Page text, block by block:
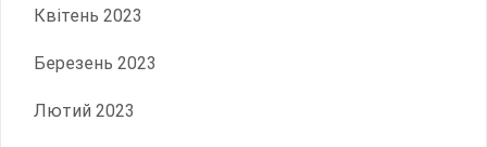
Квітень 2023
Березень 2023
Лютий 2023